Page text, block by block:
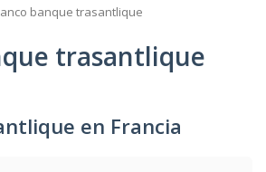
banque trasantlique
trasantlique
en Francia